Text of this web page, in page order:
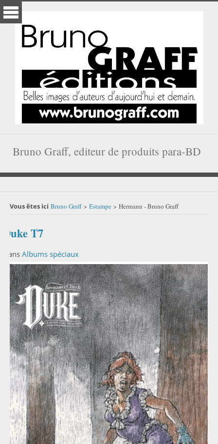
Bruno Graff, editeur de produits para-BD
Vous êtes ici Bruno Graff > Estampe > Hermann - Bruno Graff
Duke T7
Dans Albums spéciaux